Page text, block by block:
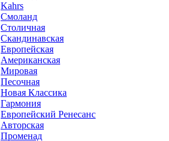
Kahrs
Смоланд
Столичная
Скандинавская
Европейская
Американская
Мировая
Песочная
Новая Классика
Гармония
Европейский Ренесанс
Авторская
Променад